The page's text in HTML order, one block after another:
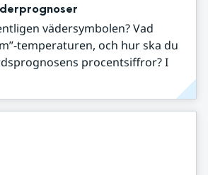
vädersymbolen? Vad
temperaturen, och hur ska du
procentsiffror? I